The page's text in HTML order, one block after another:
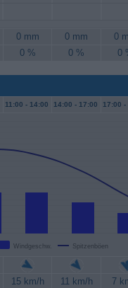
0 mm 0 mm
0
0 % 0 % 0
11:00 - 14:00 14:00 - 17:00 17:00 -
Windgeschw. Spitzenböen
15 km/h 11 km/h
7